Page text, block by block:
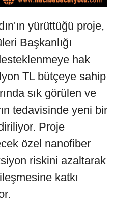
yürüttüğü proje,
Başkanlığı
hak
TL bütçeye sahip
sık görülen ve
tedavisinde yeni bir
Proje
özel nanofiber
riskini azaltarak
katkı